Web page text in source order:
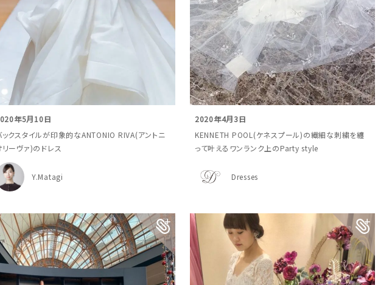
年5月10日
ックスタイルが印象的なANTONIO RIVA(アントニ
リーヴァ)のドレス
Y.Matagi
2020年4月3日
KENNETH POOL(ケネスプール)の繊細な刺繍を纏
って叶えるワンランク上のParty style
Dresses